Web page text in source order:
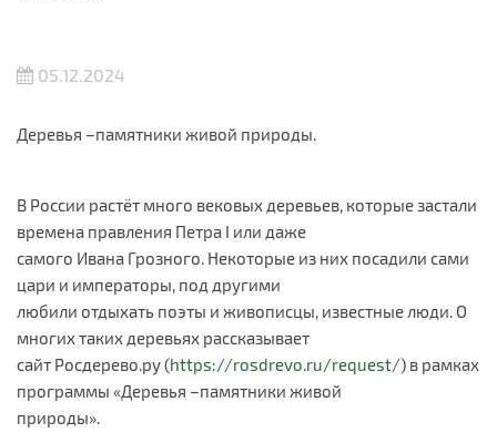
05.12.2024
Деревья –памятники живой природы.
В России растёт много вековых деревьев, которые застали
времена правления Петра I или даже
самого Ивана Грозного. Некоторые из них посадили сами
цари и императоры, под другими
любили отдыхать поэты и живописцы, известные люди. О
многих таких деревьях рассказывает
сайт Росдерево.ру (https://rosdrevo.ru/request/) в рамках
программы «Деревья –памятники живой
природы».